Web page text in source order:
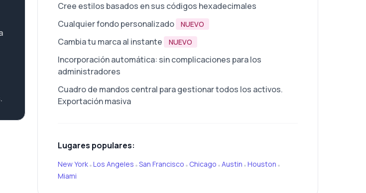
Cree estilos basados en sus códigos hexadecimales
Cualquier fondo personalizado
NUEVO
Cambia tu marca al instante NUEVO
Incorporación automática: sin complicaciones para los
administradores
Cuadro de mandos central para gestionar todos los activos.
Exportación masiva
Lugares populares:
New York•Los Angeles •San Francisco • Chicago •Austin •Houston •
Miami